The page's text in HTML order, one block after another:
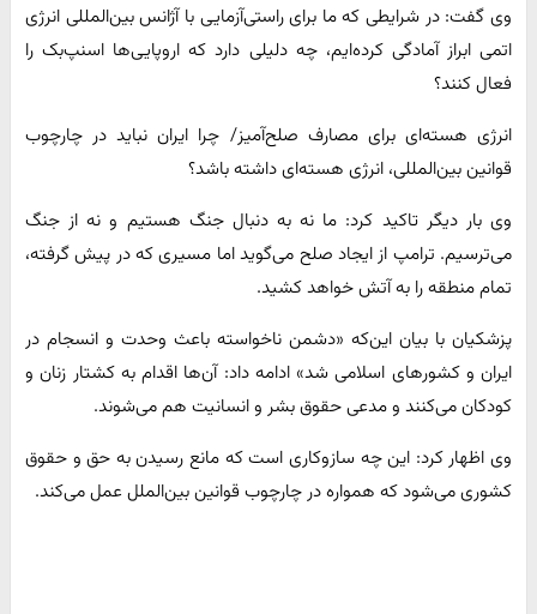
وی گفت: در شرایطی که ما برای راستی‌آزمایی با آژانس‌ بین‌المللی انرژی
اتمی ابراز آمادگی کرده‌ایم، چه دلیلی دارد که اروپایی‌ها اسنپ‌بک را
فعال کنند؟
انرژی هسته‌ای برای مصارف صلح‌آمیز/ چرا ایران نباید در چارچوب
قوانین‌ بین‌المللی، انرژی هسته‌ای داشته باشد؟
وی بار دیگر تاکید کرد: ما نه به دنبال جنگ هستیم و نه از جنگ
می‌ترسیم. ترامپ از ایجاد صلح می‌گوید اما مسیری که در پیش گرفته،
تمام منطقه را به آتش خواهد کشید.
پزشکیان با بیان این‌که «دشمن ناخواسته باعث وحدت و انسجام در
ایران و کشورهای اسلامی شد» ادامه داد: آن‌ها اقدام به کشتار زنان و
کودکان می‌کنند و مدعی حقوق بشر و انسانیت هم می‌شوند.
وی اظهار کرد: این چه سازوکاری است که مانع رسیدن به حق و حقوق
کشوری می‌شود که همواره در چارچوب قوانین‌ بین‌الملل عمل می‌کند.